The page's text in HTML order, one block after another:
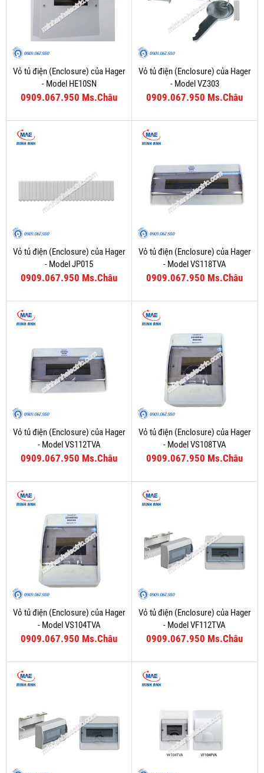
Vỏ tủ điện (Enclosure) của Hager
- Model HE10SN
0909.067.950 Ms.Châu
Vỏ tủ điện (Enclosure) của Hager
- Model VZ303
0909.067.950 Ms.Châu
Vỏ tủ điện (Enclosure) của Hager
- Model JP015
0909.067.950 Ms.Châu
Vỏ tủ điện (Enclosure) của Hager
- Model VS118TVA
0909.067.950 Ms.Châu
Vỏ tủ điện (Enclosure) của Hager
- Model VS112TVA
0909.067.950 Ms.Châu
Vỏ tủ điện (Enclosure) của Hager
- Model VS108TVA
0909.067.950 Ms.Châu
Vỏ tủ điện (Enclosure) của Hager
- Model VS104TVA
0909.067.950 Ms.Châu
Vỏ tủ điện (Enclosure) của Hager
- Model VF112TVA
0909.067.950 Ms.Châu